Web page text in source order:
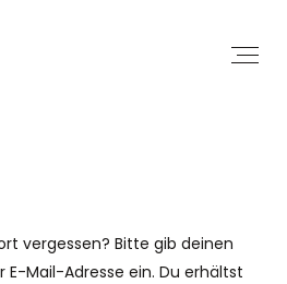
vergessen? Bitte gib deinen
Mail-Adresse ein. Du erhältst